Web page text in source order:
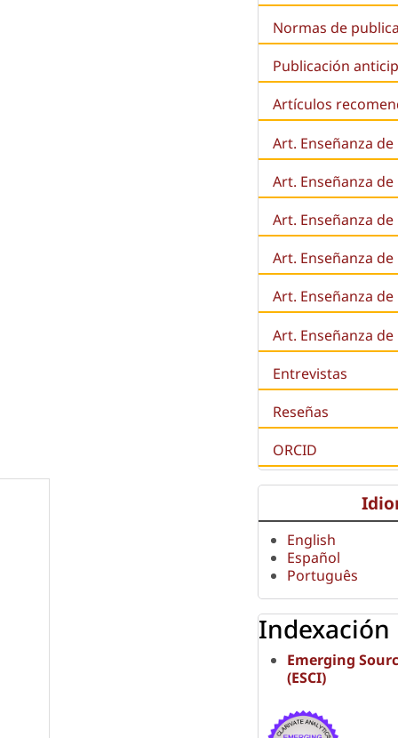
Normas de
Publicación
Artículos
Art. Enseñanza
Art. Enseñanza
Art. Enseñanza de
Art. Enseñanza de
Art. Enseñanza
Art. Enseñanza
Entrevistas
Reseñas
ORCID
English
Español
Português
Indexación
Emerging
(ESCI)